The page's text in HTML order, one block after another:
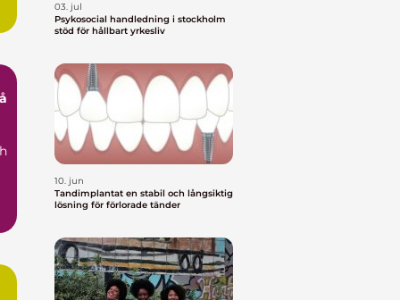
03. jul
Psykosocial handledning i stockholm
stöd för hållbart yrkesliv
10. jun
Tandimplantat en stabil och långsiktig
lösning för förlorade tänder